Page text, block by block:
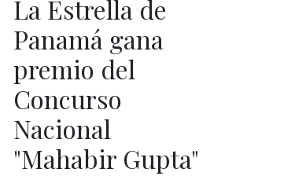
La Estrella de
Panamá gana
premio del
Concurso
Nacional
"Mahabir Gupta"